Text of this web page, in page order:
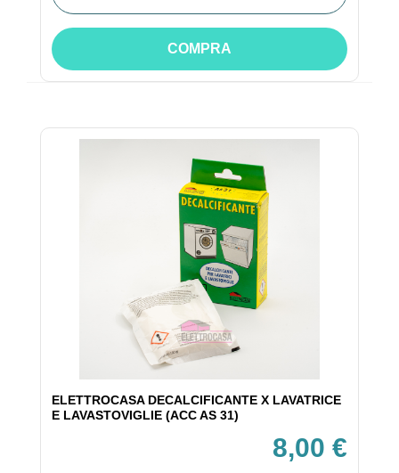
COMPRA
ELETTROCASA DECALCIFICANTE X LAVATRICE
E LAVASTOVIGLIE (ACC AS 31)
8,00 €